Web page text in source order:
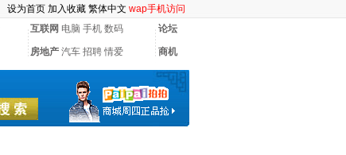
设为首页 加入收藏 繁体中文 wap手机访问
互联网 电脑 手机 数码 论坛
房地产 汽车 招聘 情爱 商机